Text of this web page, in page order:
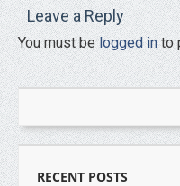
Leave a Reply
You must belogged into
RECENT POSTS